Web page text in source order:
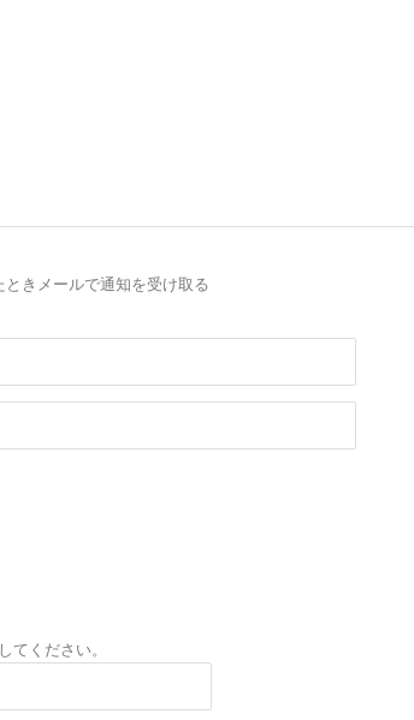
きメールで通知を受け取る
てください。